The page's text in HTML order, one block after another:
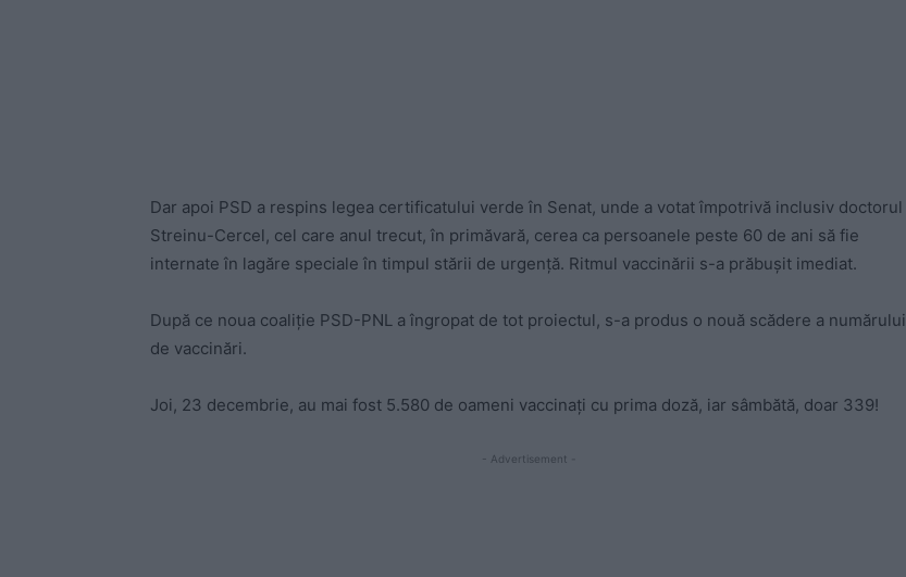
Dar apoi PSD a respins legea certificatului verde în Senat, unde a votat împotrivă inclusiv doctorul
Streinu-Cercel, cel care anul trecut, în primăvară, cerea ca persoanele peste 60 de ani să fie
internate în lagăre speciale în timpul stării de urgență. Ritmul vaccinării s-a prăbușit imediat.
După ce noua coaliție PSD-PNL a îngropat de tot proiectul, s-a produs o nouă scădere a numărului
de vaccinări.
Joi, 23 decembrie, au mai fost 5.580 de oameni vaccinați cu prima doză, iar sâmbătă, doar 339!
- Advertisement -